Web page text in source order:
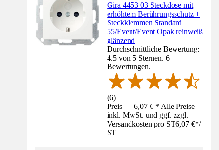
Gira 4453 03 Steckdose mit
erhöhtem Berührungsschutz +
Steckklemmen Standard
55/Event/Event Opak reinweiß
glänzend
Durchschnittliche Bewertung:
4.5 von 5 Sternen. 6
Bewertungen.
(6)
Preis — 6,07 € * Alle Preise
inkl. MwSt. und ggf. zzgl.
Versandkosten pro ST6,07 €*/
ST